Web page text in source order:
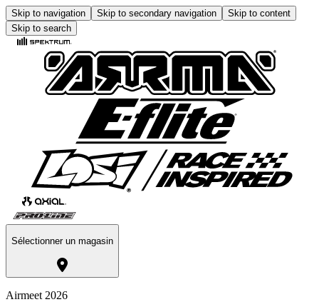
Skip to navigation Skip to secondary navigation
Skip to content
Skip to search
Sélectionner un magasin
Airmeet 2026